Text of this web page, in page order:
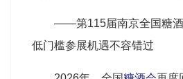
——第115届南京全国糖
低门槛参展机遇不容错过